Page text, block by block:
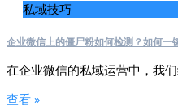
私域技巧
企业微信上的僵尸粉如何检测？如何一
在企业微信的私域运营中，我
查看 »